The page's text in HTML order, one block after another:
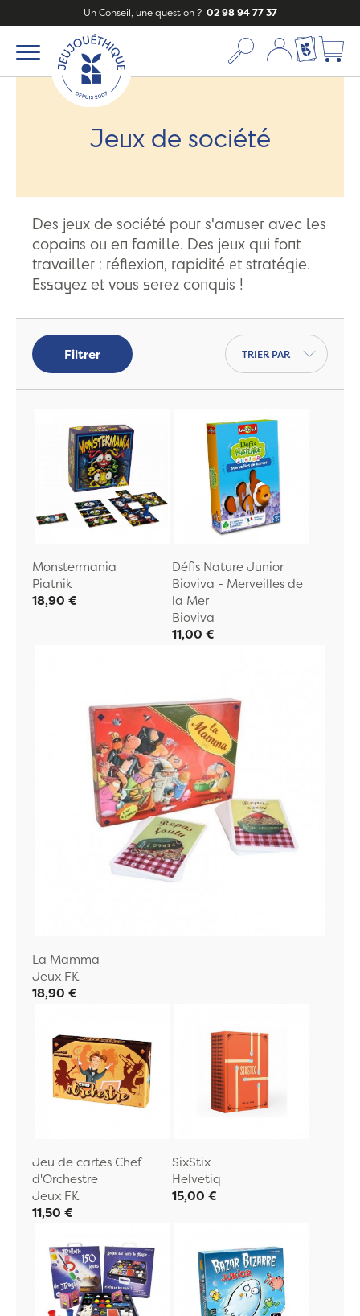
Un Conseil, une question ? 02 98 94 77 37
Mon compte
Ma liste
Jeux de société
Des jeux de société pour s'amuser avec les
copains ou en famille. Des jeux qui font
travailler : réflexion, rapidité et stratégie.
Essayez et vous serez conquis !
Filtrer
Trier par
Monstermania
Piatnik
18,90 €
Défis Nature Junior
Bioviva - Merveilles de
la Mer
Bioviva
11,00 €
La Mamma
Jeux FK
18,90 €
Jeu de cartes Chef
d'Orchestre
Jeux FK
11,50 €
SixStix
Helvetiq
15,00 €